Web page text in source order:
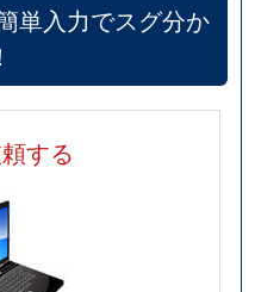
単入力でスグ分か
する